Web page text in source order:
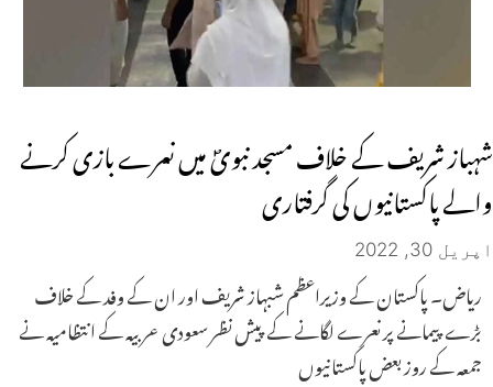
شہباز شریف کے خلاف مسجد نبویؐ میں نعرے بازی کرنے
والے پاکستانیوں کی گرفتاری
اپریل 30, 2022
ریاض۔ پاکستان کے وزیراعظم شبہاز شریف اور ان کے وفد کے خلاف
بڑے پیمانے پر نعرے لگانے کے پیش نظر سعودی عربیہ کے انتظامیہ نے
جمعہ کے روز بعض پاکستانیوں